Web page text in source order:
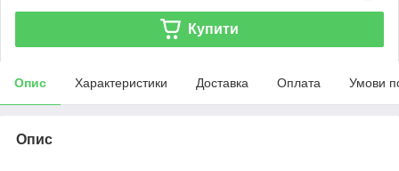
Купити
Опис Характеристики Доставка Оплата Умови
Опис